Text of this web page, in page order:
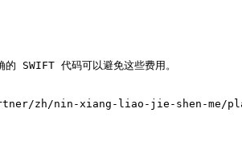
的 SWIFT 代码可以避免这些费用。
](/partner/zh/nin-xiang-liao-jie-shen-